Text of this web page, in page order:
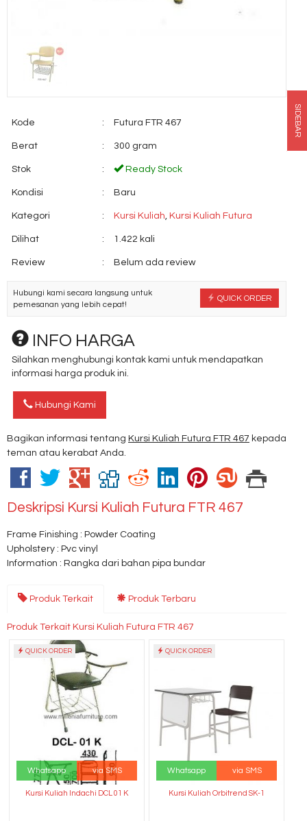
Kode : Futura FTR 467
Berat : 300 gram
Stok : Ready Stock
Kondisi : Baru
Kategori : Kursi Kuliah, Kursi Kuliah Futura
Dilihat : 1.422 kali
Review : Belum ada review
QUICK ORDER
Hubungi kami secara langsung untuk
pemesanan yang lebih cepat!
INFO HARGA
Silahkan menghubungi kontak kami untuk mendapatkan
informasi harga produk ini.
Hubungi Kami
Bagikan informasi tentang Kursi Kuliah Futura FTR 467 kepada
teman atau kerabat Anda.
Deskripsi Kursi Kuliah Futura FTR 467
Frame Finishing : Powder Coating
Upholstery : Pvc vinyl
Information : Rangka dari bahan pipa bundar
Produk Terkait Produk Terbaru
Produk Terkait Kursi Kuliah Futura FTR 467
QUICK ORDER
Whatsapp via SMS
Kursi Kuliah Indachi DCL 01 K
QUICK ORDER
Whatsapp via SMS
Kursi Kuliah Orbitrend SK-1
SIDEBAR